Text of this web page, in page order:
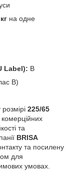
на одне
Label): B
B)
225/65
та
BRISA
та посилену
для
умовах.